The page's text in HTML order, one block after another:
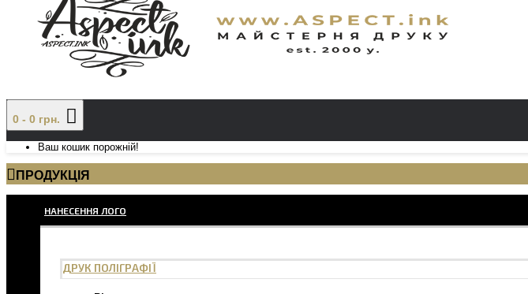
0 - 0 грн.
Ваш кошик порожній!
ПРОДУКЦІЯ
НАНЕСЕННЯ ЛОГО
ДРУК ПОЛІГРАФІЇ